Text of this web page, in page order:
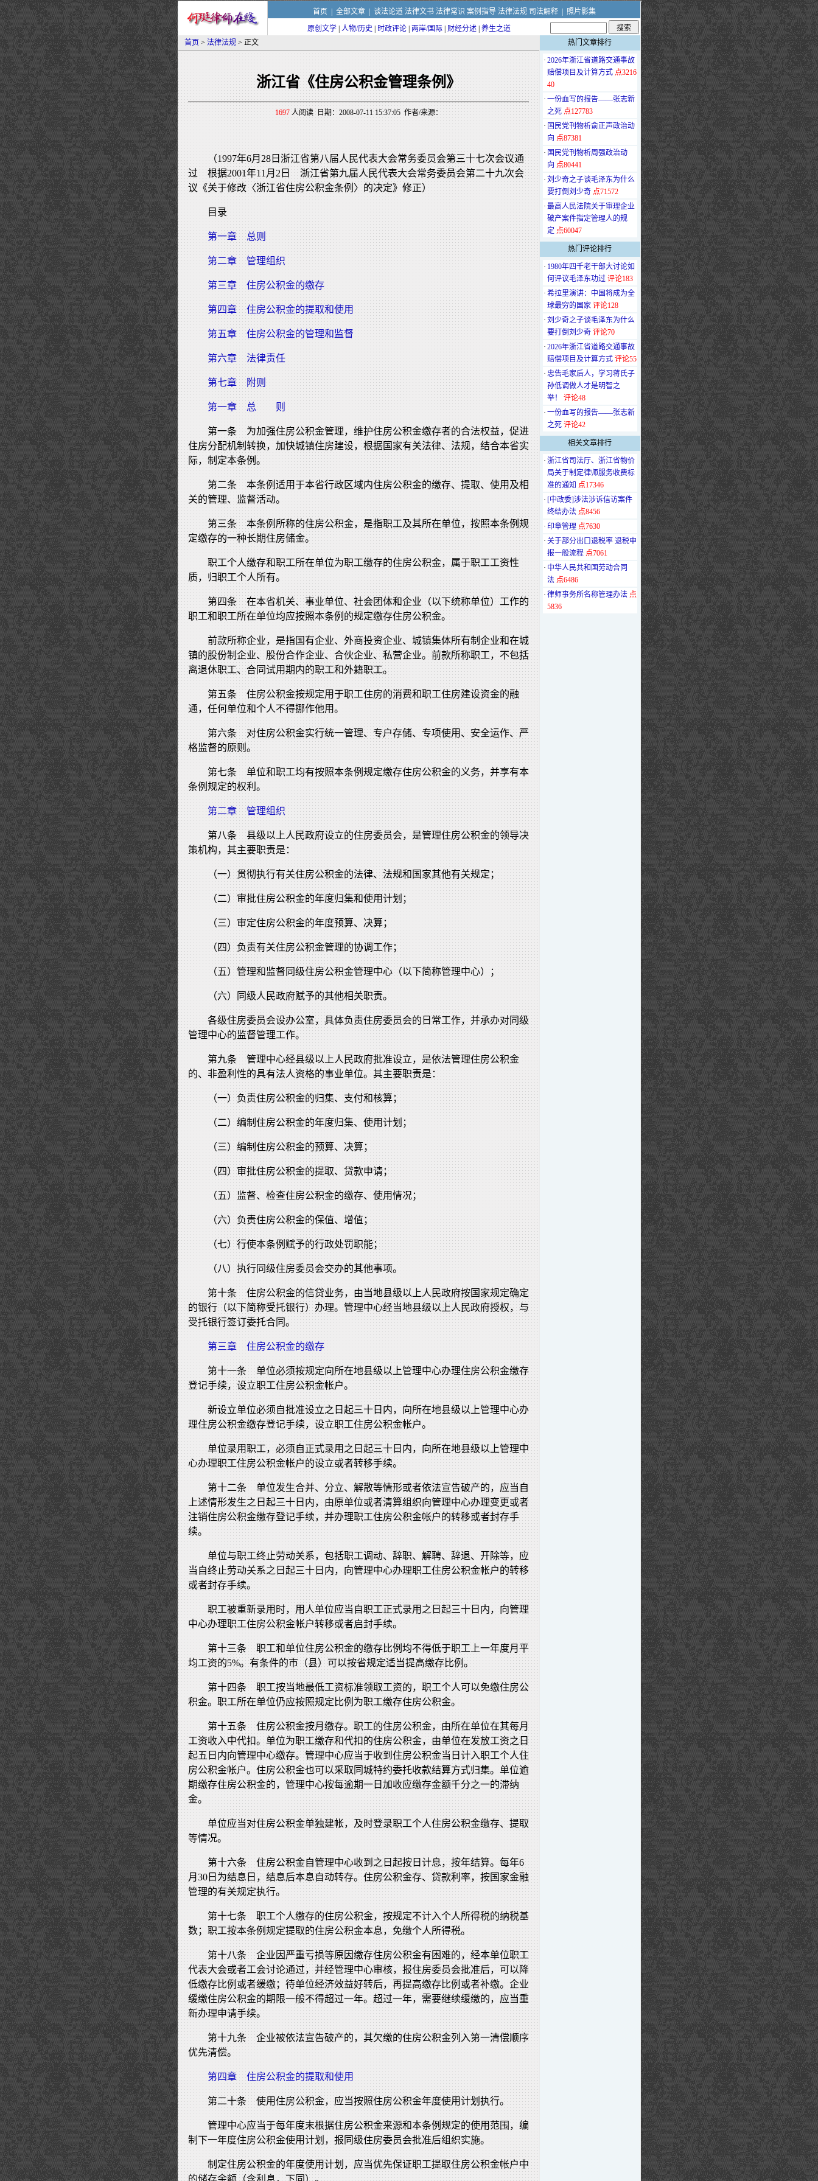
首页 全部文章| 谈法论道 法律文书 法律常识 案例指导 法律法规 司法解释|
照片影集
原创文学 人物/历史 时政评论 两岸/国际 财经分述 养生之道
首页 > 法律法规> 正文
浙江省《住房公积金管理条例》
1697人阅读 日期：2008-07-11 15:37:05 作者/来源：
（1997年6月28日浙江省第八届人民代表大会常务委员会第三十七次会议通
过 根据2001年11月2日 浙江省第九届人民代表大会常务委员会第二十九次会
议《关于修改〈浙江省住房公积金条例〉的决定》修正）
目录
第一章 总则
第二章 管理组织
第三章 住房公积金的缴存
第四章 住房公积金的提取和使用
第五章 住房公积金的管理和监督
第六章 法律责任
第七章 附则
第一章 总 则
第一条 为加强住房公积金管理，维护住房公积金缴存者的合法权益，促进
住房分配机制转换，加快城镇住房建设，根据国家有关法律、法规，结合本省实
际，制定本条例。
第二条 本条例适用于本省行政区域内住房公积金的缴存、提取、使用及相
关的管理、监督活动。
第三条 本条例所称的住房公积金，是指职工及其所在单位，按照本条例规
定缴存的一种长期住房储金。
职工个人缴存和职工所在单位为职工缴存的住房公积金，属于职工工资性
质，归职工个人所有。
第四条 在本省机关、事业单位、社会团体和企业（以下统称单位）工作的
职工和职工所在单位均应按照本条例的规定缴存住房公积金。
前款所称企业，是指国有企业、外商投资企业、城镇集体所有制企业和在城
镇的股份制企业、股份合作企业、合伙企业、私营企业。前款所称职工，不包括
离退休职工、合同试用期内的职工和外籍职工。
第五条 住房公积金按规定用于职工住房的消费和职工住房建设资金的融
通，任何单位和个人不得挪作他用。
第六条 对住房公积金实行统一管理、专户存储、专项使用、安全运作、严
格监督的原则。
第七条 单位和职工均有按照本条例规定缴存住房公积金的义务，并享有本
条例规定的权利。
第二章 管理组织
第八条 县级以上人民政府设立的住房委员会，是管理住房公积金的领导决
策机构，其主要职责是：
（一）贯彻执行有关住房公积金的法律、法规和国家其他有关规定；
（二）审批住房公积金的年度归集和使用计划；
（三）审定住房公积金的年度预算、决算；
（四）负责有关住房公积金管理的协调工作；
（五）管理和监督同级住房公积金管理中心（以下简称管理中心）；
（六）同级人民政府赋予的其他相关职责。
各级住房委员会设办公室，具体负责住房委员会的日常工作，并承办对同级
管理中心的监督管理工作。
第九条 管理中心经县级以上人民政府批准设立，是依法管理住房公积金
的、非盈利性的具有法人资格的事业单位。其主要职责是：
（一）负责住房公积金的归集、支付和核算；
（二）编制住房公积金的年度归集、使用计划；
（三）编制住房公积金的预算、决算；
（四）审批住房公积金的提取、贷款申请；
（五）监督、检查住房公积金的缴存、使用情况；
（六）负责住房公积金的保值、增值；
（七）行使本条例赋予的行政处罚职能；
（八）执行同级住房委员会交办的其他事项。
第十条 住房公积金的信贷业务，由当地县级以上人民政府按国家规定确定
的银行（以下简称受托银行）办理。管理中心经当地县级以上人民政府授权，与
受托银行签订委托合同。
第三章 住房公积金的缴存
第十一条 单位必须按规定向所在地县级以上管理中心办理住房公积金缴存
登记手续，设立职工住房公积金帐户。
新设立单位必须自批准设立之日起三十日内，向所在地县级以上管理中心办
理住房公积金缴存登记手续，设立职工住房公积金帐户。
单位录用职工，必须自正式录用之日起三十日内，向所在地县级以上管理中
心办理职工住房公积金帐户的设立或者转移手续。
第十二条 单位发生合并、分立、解散等情形或者依法宣告破产的，应当自
上述情形发生之日起三十日内，由原单位或者清算组织向管理中心办理变更或者
注销住房公积金缴存登记手续，并办理职工住房公积金帐户的转移或者封存手
续。
单位与职工终止劳动关系，包括职工调动、辞职、解聘、辞退、开除等，应
当自终止劳动关系之日起三十日内，向管理中心办理职工住房公积金帐户的转移
或者封存手续。
职工被重新录用时，用人单位应当自职工正式录用之日起三十日内，向管理
中心办理职工住房公积金帐户转移或者启封手续。
第十三条 职工和单位住房公积金的缴存比例均不得低于职工上一年度月平
均工资的5%。有条件的市（县）可以按省规定适当提高缴存比例。
第十四条 职工按当地最低工资标准领取工资的，职工个人可以免缴住房公
积金。职工所在单位仍应按照规定比例为职工缴存住房公积金。
第十五条 住房公积金按月缴存。职工的住房公积金，由所在单位在其每月
工资收入中代扣。单位为职工缴存和代扣的住房公积金，由单位在发放工资之日
起五日内向管理中心缴存。管理中心应当于收到住房公积金当日计入职工个人住
房公积金帐户。住房公积金也可以采取同城特约委托收款结算方式归集。单位逾
期缴存住房公积金的，管理中心按每逾期一日加收应缴存金额千分之一的滞纳
金。
单位应当对住房公积金单独建帐，及时登录职工个人住房公积金缴存、提取
等情况。
第十六条 住房公积金自管理中心收到之日起按日计息，按年结算。每年6
月30日为结息日，结息后本息自动转存。住房公积金存、贷款利率，按国家金融
管理的有关规定执行。
第十七条 职工个人缴存的住房公积金，按规定不计入个人所得税的纳税基
数；职工按本条例规定提取的住房公积金本息，免缴个人所得税。
第十八条 企业因严重亏损等原因缴存住房公积金有困难的，经本单位职工
代表大会或者工会讨论通过，并经管理中心审核，报住房委员会批准后，可以降
低缴存比例或者缓缴；待单位经济效益好转后，再提高缴存比例或者补缴。企业
缓缴住房公积金的期限一般不得超过一年。超过一年，需要继续缓缴的，应当重
新办理申请手续。
第十九条 企业被依法宣告破产的，其欠缴的住房公积金列入第一清偿顺序
优先清偿。
第四章 住房公积金的提取和使用
第二十条 使用住房公积金，应当按照住房公积金年度使用计划执行。
管理中心应当于每年度末根据住房公积金来源和本条例规定的使用范围，编
制下一年度住房公积金使用计划，报同级住房委员会批准后组织实施。
制定住房公积金的年度使用计划，应当优先保证职工提取住房公积金帐户中
的储存余额（含利息，下同）。
热门文章排行
· 2026年浙江省道路交通事故
赔偿项目及计算方式 点3216
40
· 一份血写的报告——张志新
之死 点127783
· 国民党刊物析俞正声政治动
向 点87381
· 国民党刊物析周强政治动
向 点80441
· 刘少奇之子谈毛泽东为什么
要打倒刘少奇 点71572
· 最高人民法院关于审理企业
破产案件指定管理人的规
定 点60047
热门评论排行
· 1980年四千老干部大讨论如
何评议毛泽东功过 评论183
· 希拉里演讲：中国将成为全
球最穷的国家 评论128
· 刘少奇之子谈毛泽东为什么
要打倒刘少奇 评论70
· 2026年浙江省道路交通事故
赔偿项目及计算方式 评论55
· 忠告毛家后人，学习蒋氏子
孙低调做人才是明智之
举！
评论48
· 一份血写的报告——张志新
之死 评论42
相关文章排行
· 浙江省司法厅、浙江省物价
局关于制定律师服务收费标
准的通知 点17346
· [中政委]涉法涉诉信访案件
终结办法 点8456
· 印章管理 点7630
· 关于部分出口退税率 退税申
报一般流程 点7061
· 中华人民共和国劳动合同
法 点6486
· 律师事务所名称管理办法 点
5836